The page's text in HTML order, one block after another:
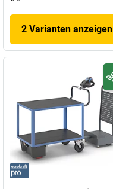
2 Varianten anzeigen